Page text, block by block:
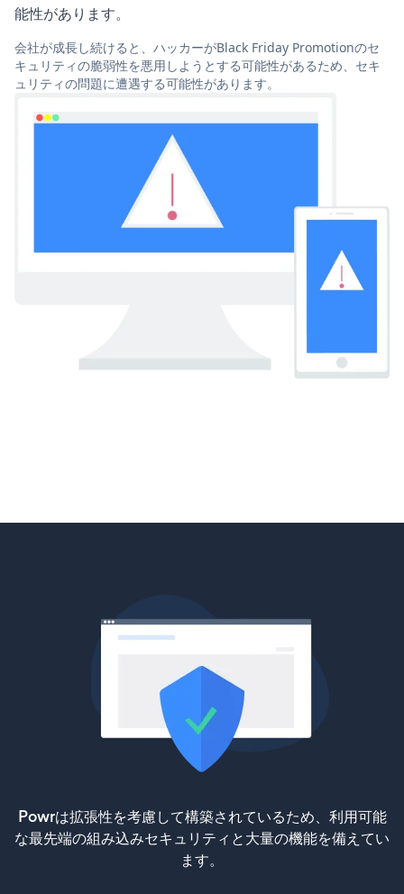
能性があります。
会社が成長し続けると、ハッカーがBlack Friday Promotionのセ
キュリティの脆弱性を悪用しようとする可能性があるため、セキ
ュリティの問題に遭遇する可能性があります。
Powrは拡張性を考慮して構築されているため、利用可能
な最先端の組み込みセキュリティと大量の機能を備えてい
ます。